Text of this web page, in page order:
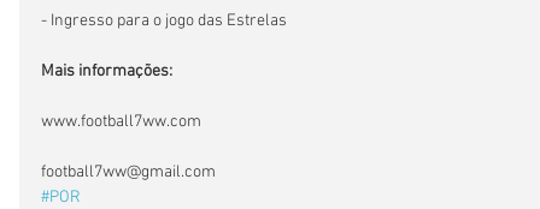
- Ingresso para o jogo das Estrelas
Mais informações:
www.football7ww.com
football7ww@gmail.com
#POR